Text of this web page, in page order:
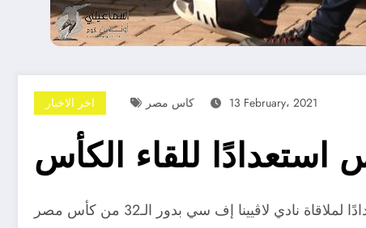
اخر الاخبار كاس مصر 13 February، 2021
استعدادًا للقاء الكأس